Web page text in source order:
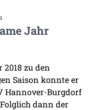
Jahr
zu den
Saison konnte er
Hannover-Burgdorf
dann der